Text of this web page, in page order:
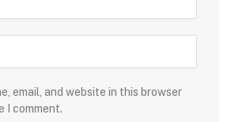
email, and website in this browser
I comment.